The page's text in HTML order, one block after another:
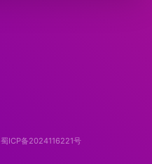
蜀ICP备2024116221号